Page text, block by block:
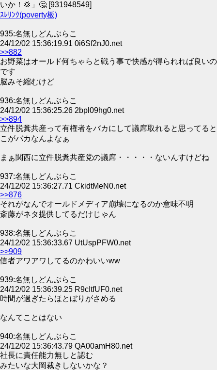
いか！💢」🤔 [931948549]
ｽﾚﾘﾝｸ(poverty板)
935:名無しどんぶらこ
24/12/02 15:36:19.91 0i6Sf2nJ0.net
>>882
お野菜はオールド何ちゃらと戦う事で快感が得られれば良いの
です
脳みそ縮むけど
936:名無しどんぶらこ
24/12/02 15:36:25.26 2bpl09hg0.net
>>894
立件脱糞共産って有権者をバカにして議席取れると思ってると
こがバカなんよなぁ
まぁ関西に立件脱糞共産党の議席・・・・・ないんすけどね
937:名無しどんぶらこ
24/12/02 15:36:27.71 CkidtMeN0.net
>>876
それがなんでオールドメディア崩壊になるのか意味不明
斎藤がネタ提供してるだけじゃん
938:名無しどんぶらこ
24/12/02 15:36:33.67 UtUspPFW0.net
>>909
信者アワアワしてるのかわいいww
939:名無しどんぶらこ
24/12/02 15:36:39.25 R9cItfUF0.net
時間が過ぎたらほとぼりがさめる
なんてことはない
940:名無しどんぶらこ
24/12/02 15:36:43.79 QA00amH80.net
社長に責任能力無しと認む
みたいな大岡裁きしないかな？